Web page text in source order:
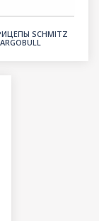
SCHMITZ